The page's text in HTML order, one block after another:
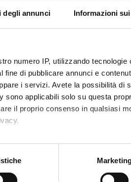
degli annunci Informazioni
numero IP, utilizzando tecnologie
di pubblicare annunci e
i servizi. Avete la possibilità di
applicabili solo su questa
il proprio consenso in qualsiasi
di qualche metro,